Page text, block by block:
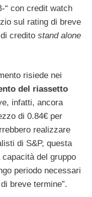
“ con credit watch
sul rating di breve
di credito stand alone
risiede nei
del riassetto
infatti, ancora
di 0.84€ per
realizzare
di S&P, questa
del gruppo
periodo necessari
breve termine”.